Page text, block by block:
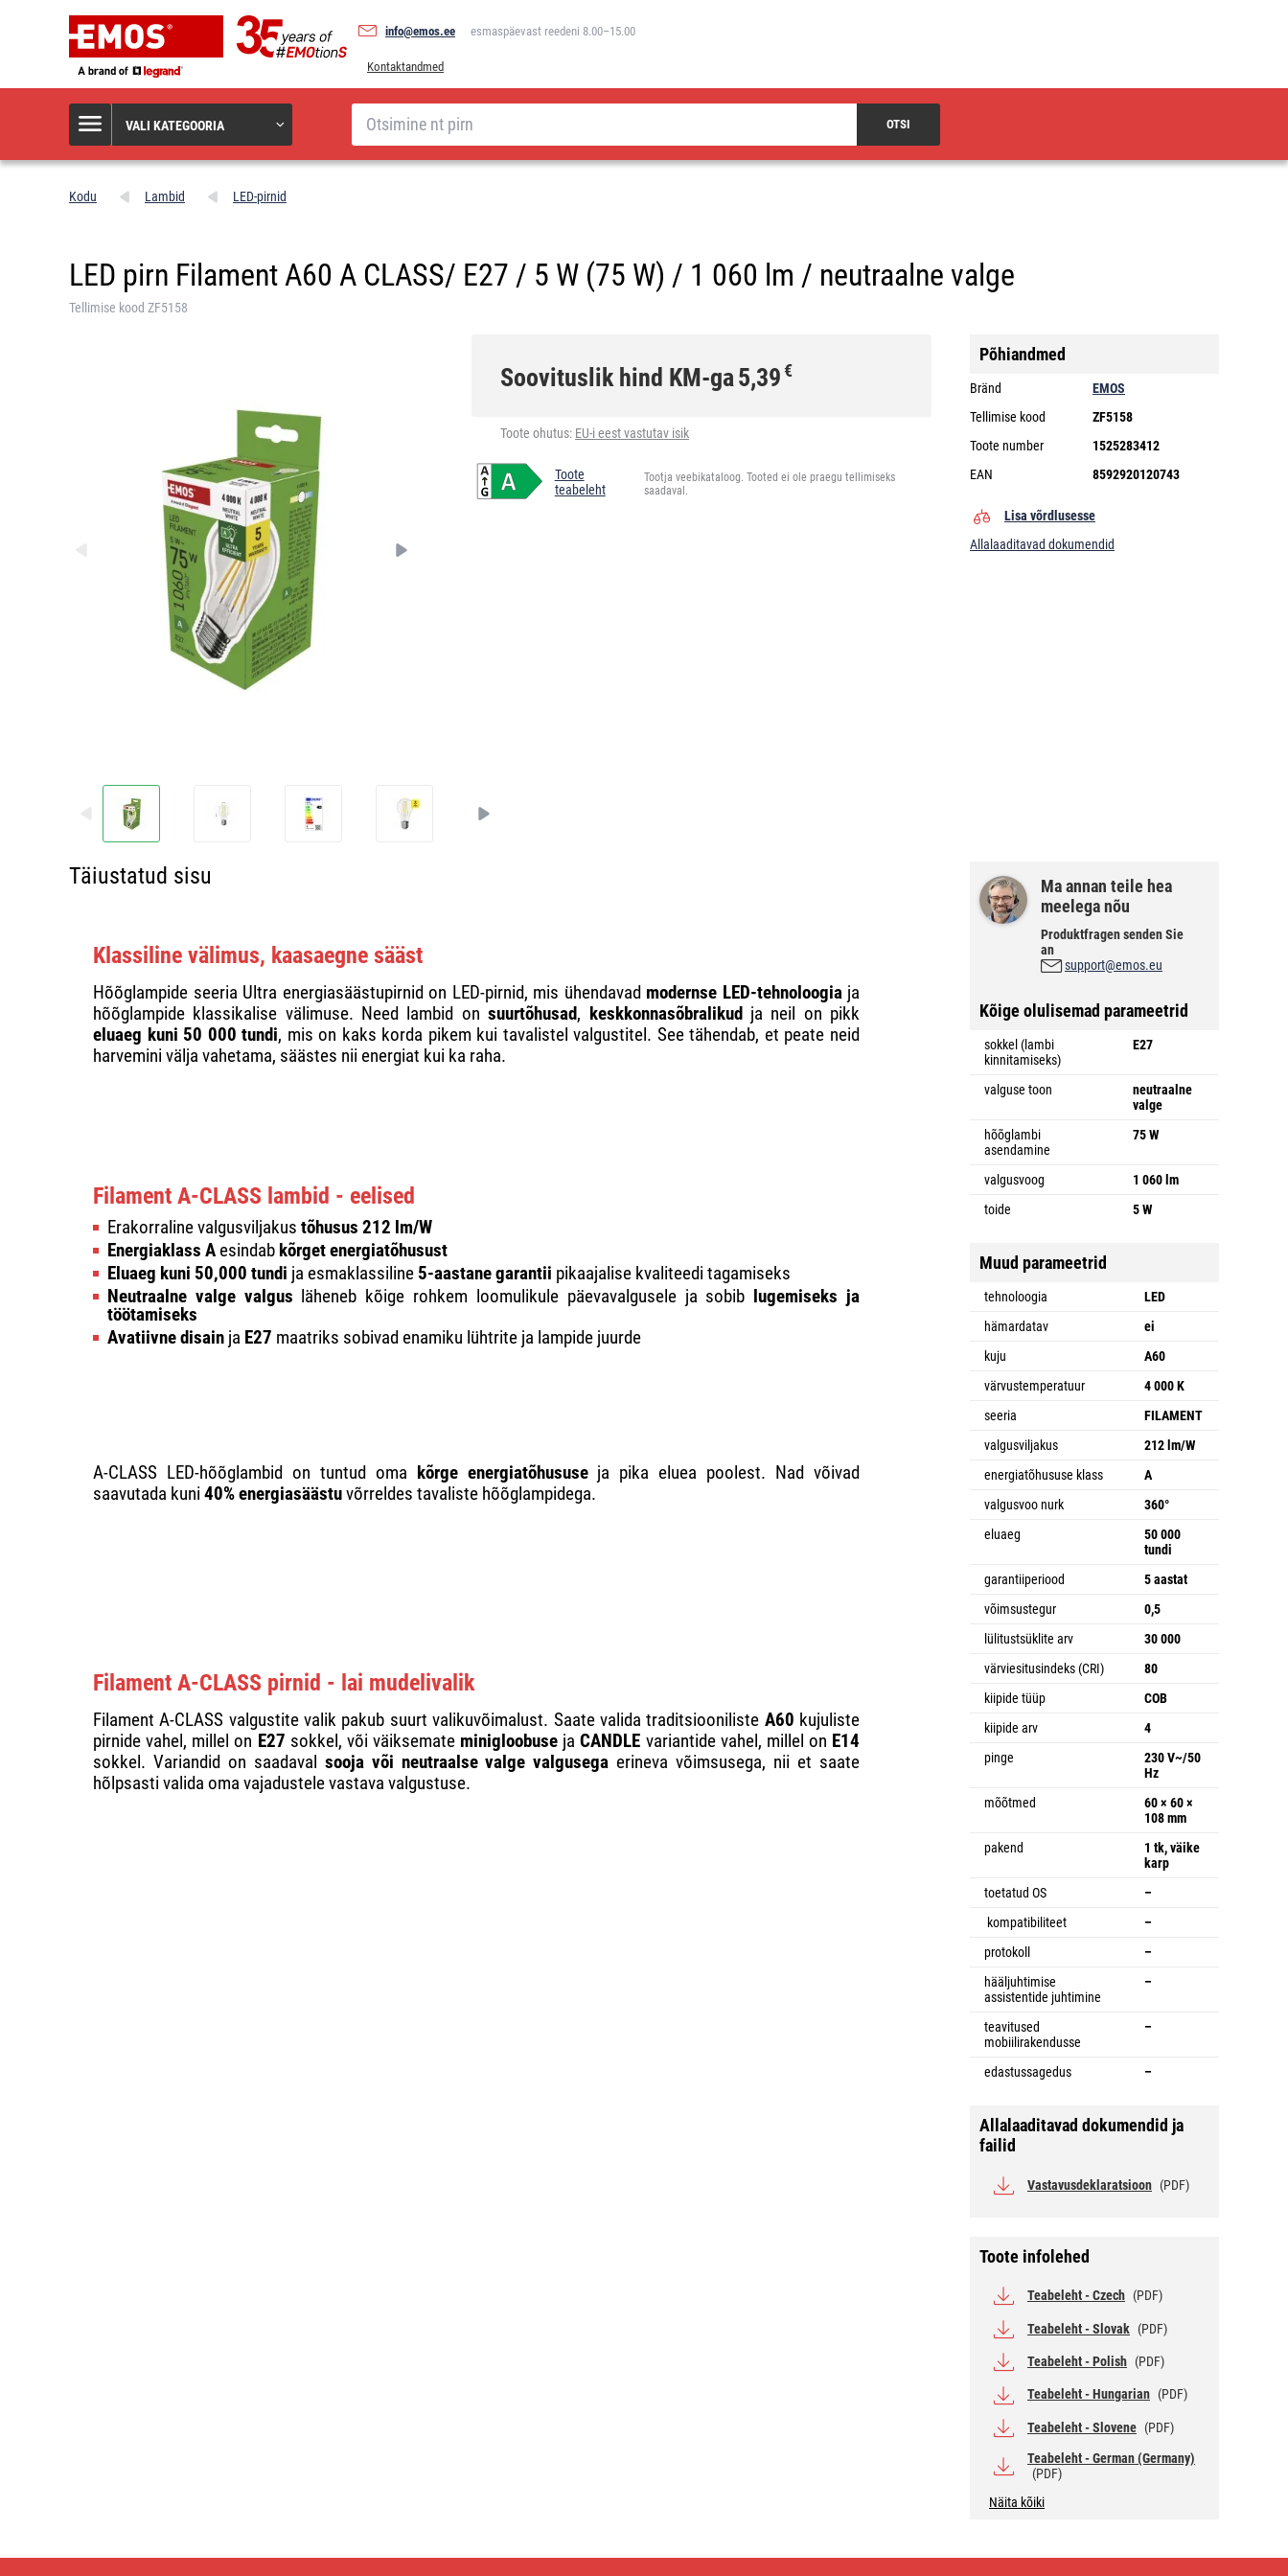
info@emos.ee esmaspäevast reedeni 8.00–15.00
Kontaktandmed
VALI KATEGOORIA
Otsi
OTSI
Kodu Lambid LED-pirnid
LED pirn Filament A60 A CLASS/ E27 / 5 W (75 W) / 1 060 lm / neutraalne valge
Tellimise kood ZF5158
Soovituslik hind KM-ga5,39€
Toote ohutus: EU-i eest vastutav isik
Toote
teabeleht
Tootja veebikataloog. Tooted ei ole praegu tellimiseks
saadaval.
Põhiandmed
Bränd
EMOS
Tellimise kood
ZF5158
Toote number
1525283412
EAN
8592920120743
Lisa võrdlusesse
Allalaaditavad dokumendid
Täiustatud sisu
Klassiline välimus, kaasaegne sääst
Hõõglampide seeria Ultra energiasäästupirnid on LED-pirnid, mis ühendavad modernse LED-tehnoloogiaja
hõõglampide klassikalise välimuse. Need lambid onsuurtõhusad, keskkonnasõbralikud ja neil on pikk
eluaeg kuni 50 000 tundi, mis on kaks korda pikem kui tavalistel valgustitel. See tähendab, et peate neid
harvemini välja vahetama, säästes nii energiat kui ka raha.
Filament A-CLASS lambid - eelised
Erakorraline valgusviljakus tõhusus 212 lm/W
Energiaklass A esindab kõrget energiatõhusust
Eluaeg kuni 50,000 tundi ja esmaklassiline 5-aastane garantii pikaajalise kvaliteedi tagamiseks
Neutraalne valge valgus läheneb kõige rohkem loomulikule päevavalgusele ja sobib
lugemiseks ja
töötamiseks
Avatiivne disain ja E27 maatriks sobivad enamiku lühtrite ja lampide juurde
A-CLASS LED-hõõglambid on tuntud oma kõrge energiatõhususeja pika eluea poolest. Nad võivad
saavutada kuni 40% energiasäästuvõrreldes tavaliste hõõglampidega.
Filament A-CLASS pirnid - lai mudelivalik
Filament A-CLASS valgustite valik pakub suurt valikuvõimalust. Saate valida traditsiooniliste A60 kujuliste
pirnide vahel, millel on E27 sokkel, või väiksemate minigloobuse jaCANDLE variantide vahel, millel on E14
sokkel. Variandid on saadaval sooja või neutraalse valge valgusega erineva võimsusega, nii et saate
hõlpsasti valida oma vajadustele vastava valgustuse.
Ma annan teile hea
meelega nõu
Produktfragen senden Sie
an
support@emos.eu
Kõige olulisemad parameetrid
sokkel (lambi
kinnitamiseks)
E27
valguse toon
neutraalne
valge
hõõglambi
asendamine
75 W
valgusvoog
1 060 lm
toide
5 W
Muud parameetrid
tehnoloogia
LED
hämardatav
ei
kuju
A60
värvustemperatuur
4 000 K
seeria
FILAMENT
valgusviljakus
212 lm/W
energiatõhususe klass
A
valgusvoo nurk
360°
eluaeg
50 000
tundi
garantiiperiood
5 aastat
võimsustegur
0,5
lülitustsüklite arv
30 000
värviesitusindeks (CRI)
80
kiipide tüüp
COB
kiipide arv
4
pinge
230 V~/50
Hz
mõõtmed
60 × 60 ×
108 mm
pakend
1 tk, väike
karp
toetatud OS
–
kompatibiliteet
–
protokoll
–
hääljuhtimise
assistentide juhtimine
–
teavitused
mobiilirakendusse
–
edastussagedus –
Allalaaditavad dokumendid ja
failid
Vastavusdeklaratsioon (PDF)
Toote infolehed
Teabeleht - Czech (PDF)
Teabeleht - Slovak (PDF)
Teabeleht - Polish (PDF)
Teabeleht - Hungarian (PDF)
Teabeleht - Slovene (PDF)
Teabeleht - German (Germany)
(PDF)
Näita kõiki